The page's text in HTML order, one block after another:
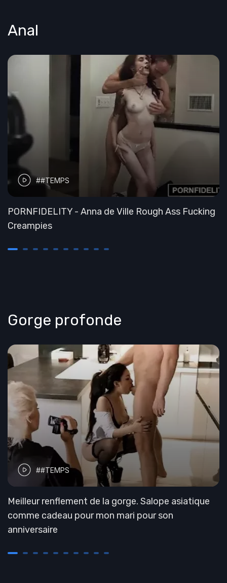
Anal
##TEMPS
PORNFIDELITY - Anna de Ville Rough Ass Fucking
Creampies
Gorge profonde
##TEMPS
Meilleur renflement de la gorge. Salope asiatique
comme cadeau pour mon mari pour son
anniversaire